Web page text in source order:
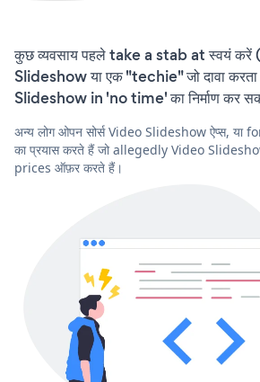
कुछ व्यवसाय पहले take a stab at स्वयं
Slideshow या एक "techie" जो दावा
Slideshow in 'no time' का निर्माण कर
अन्य लोग ओपन सोर्स Video Slideshow ऐप्स,
का प्रयास करते हैं जो allegedly Video
prices ऑफ़र करते हैं।